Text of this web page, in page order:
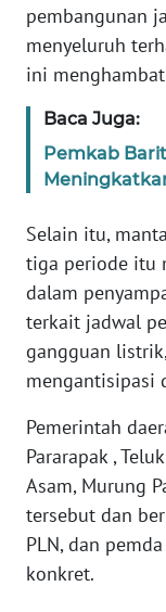
pembangunan
menyeluruh
ini
Baca Juga:
Pemkab
Selain itu,
tiga periode itu
dalam
terkait jadwal
gangguan
mengantisipasi
Pemerintah
Pararapak ,
Asam, Murung
tersebut dan
PLN, dan
konkret.
WN
RIAU
SERAMBI
JAMBI
WN
SULTRA
WN
WN
SULTENG
WN
SULBAR